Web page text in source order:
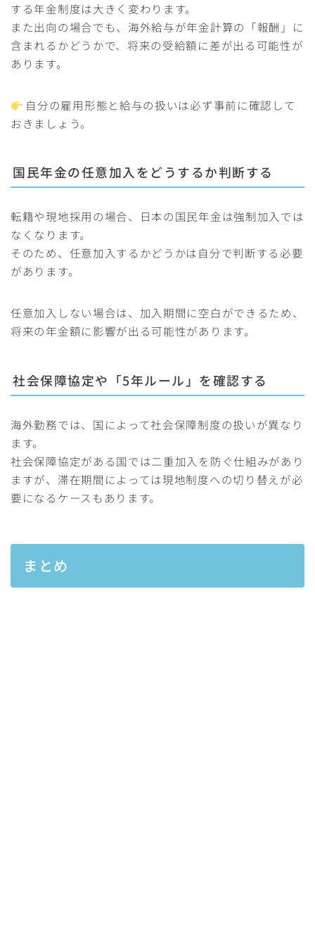
する年金制度は大きく変わります。
また出向の場合でも、海外給与が年金計算の「報酬」に
含まれるかどうかで、将来の受給額に差が出る可能性が
あります。
自分の雇用形態と給与の扱いは必ず事前に確認して
おきましょう。
国民年金の任意加入をどうするか判断する
転籍や現地採用の場合、日本の国民年金は強制加入では
なくなります。
そのため、任意加入するかどうかは自分で判断する必要
があります。
任意加入しない場合は、加入期間に空白ができるため、
将来の年金額に影響が出る可能性があります。
社会保障協定や「5年ルール」を確認する
海外勤務では、国によって社会保障制度の扱いが異なり
ます。
社会保障協定がある国では二重加入を防ぐ仕組みがあり
ますが、滞在期間によっては現地制度への切り替えが必
要になるケースもあります。
まとめ